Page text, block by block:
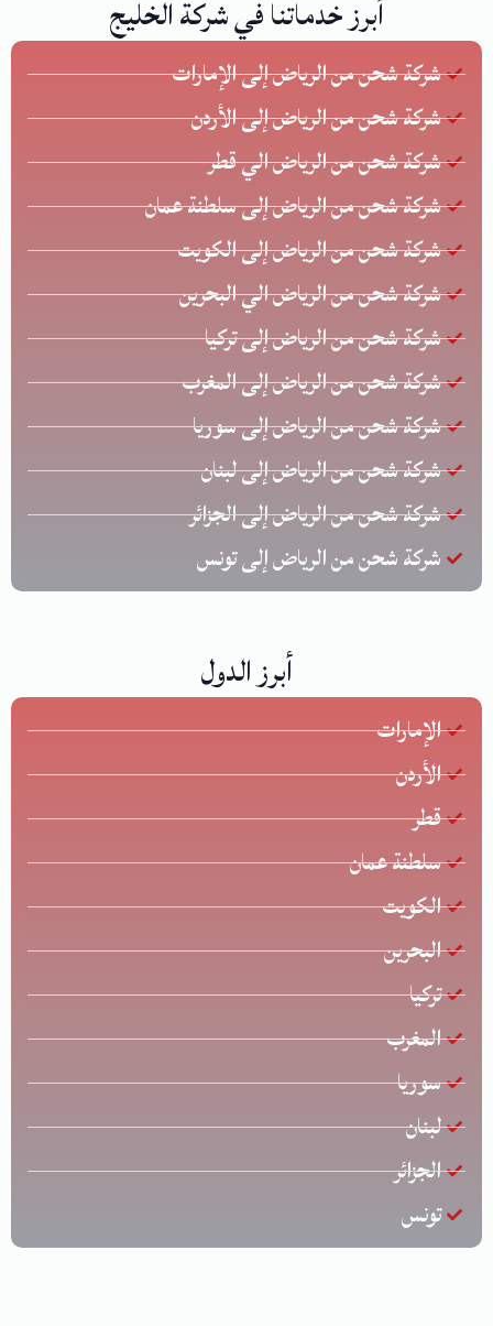
أبرز خدماتنا في شركة الخليج
شركة شحن من الرياض إلى الإمارات
شركة شحن من الرياض إلى الأردن
شركة شحن من الرياض الي قطر
شركة شحن من الرياض إلى سلطنة عمان
شركة شحن من الرياض إلى الكويت
شركة شحن من الرياض الي البحرين
شركة شحن من الرياض إلى تركيا
شركة شحن من الرياض إلى المغرب
شركة شحن من الرياض إلى سوريا
شركة شحن من الرياض إلى لبنان
شركة شحن من الرياض إلى الجزائر
شركة شحن من الرياض إلى تونس
أبرز الدول
الإمارات
الأردن
قطر
سلطنة عمان
الكويت
البحرين
تركيا
المغرب
سوريا
لبنان
الجزائر
تونس